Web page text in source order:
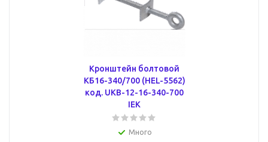
Кронштейн болтовой
КБ16-340/700 (HEL-5562)
код. UKB-12-16-340-700
IEK
Много